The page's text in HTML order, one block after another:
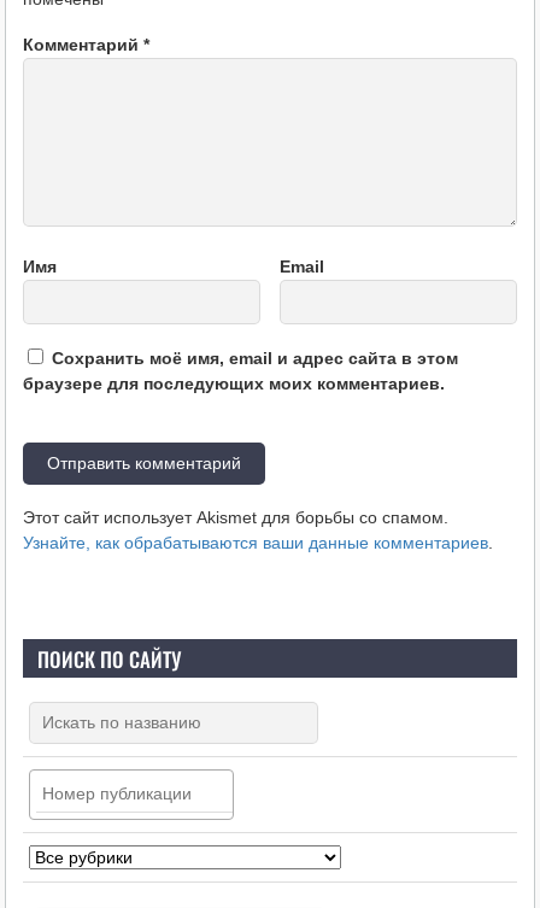
Комментарий *
Имя Email
Сохранить моё имя, email и адрес сайта в этом
браузере для последующих моих комментариев.
Этот сайт использует Akismet для борьбы со спамом.
Узнайте, как обрабатываются ваши данные комментариев.
ПОИСК ПО САЙТУ